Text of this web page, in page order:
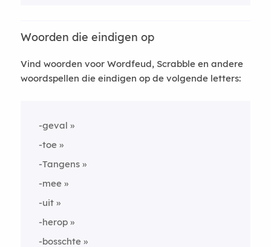
Woorden die eindigen op
Vind woorden voor Wordfeud, Scrabble en andere
woordspellen die eindigen op de volgende letters:
-geval
-toe
-Tangens
-mee
-uit
-herop
-bosschte